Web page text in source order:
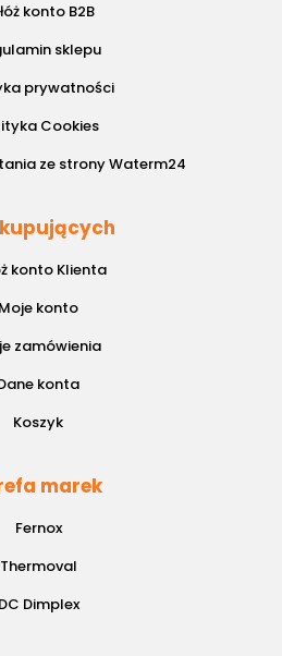
konto B2B
sklepu
prywatności
Cookies
ze strony Waterm24
konto Klienta
Moje konto
zamówienia
konta
Koszyk
marek
Fernox
Thermoval
DC Dimplex